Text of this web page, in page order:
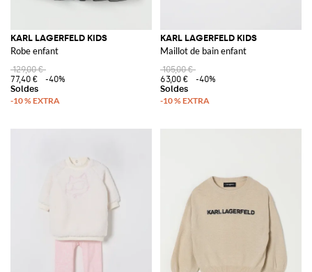
KARL LAGERFELD KIDS
Robe enfant
129,00 €
77,40 €
-40%
KARL LAGERFELD KIDS
Maillot de bain enfant
105,00 €
63,00 €
-40%